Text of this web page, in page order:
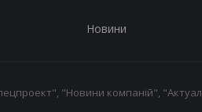
Новини
"Новини компаній",